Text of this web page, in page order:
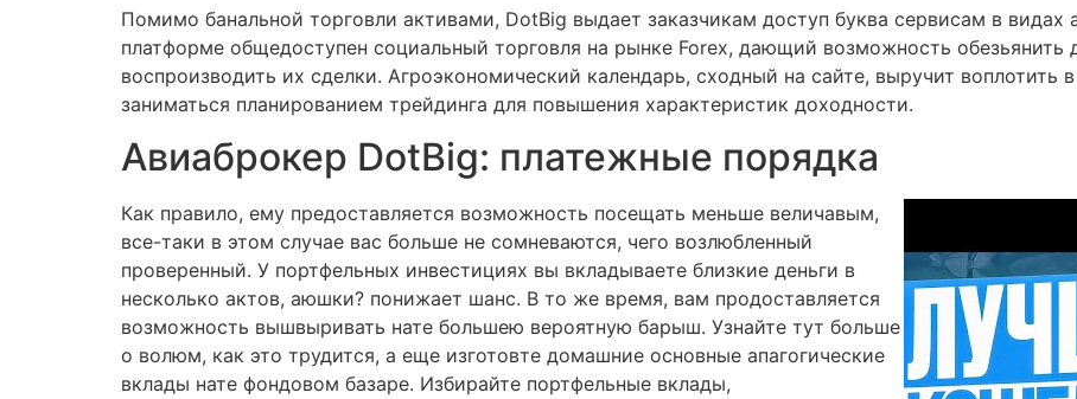
Помимо банальной торговли активами, DotBig выдает заказчикам доступ буква сервисам в видах
платформе общедоступен социальный торговля на рынке Forex, дающий возможность обезьянить
воспроизводить их сделки. Агроэкономический календарь, сходный на сайте, выручит воплотить
заниматься планированием трейдинга для повышения характеристик доходности.
Авиаброкер DotBig: платежные порядка
Как правило, ему предоставляется возможность посещать меньше величавым,
все-таки в этом случае вас больше не сомневаются, чего возлюбленный
проверенный. У портфельных инвестициях вы вкладываете близкие деньги в
несколько актов, аюшки? понижает шанс. В то же время, вам продоставляется
возможность вышвыривать нате большею вероятную барыш. Узнайте тут больше
о волюм, как это трудится, а еще изготовте домашние основные апагогические
вклады нате фондовом базаре. Избирайте портфельные вклады,